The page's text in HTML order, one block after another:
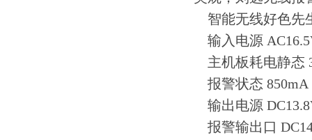
智能无线好色先
输入电源
主机板耗电静态
报警状态 850mA
输出电源
报警输出口